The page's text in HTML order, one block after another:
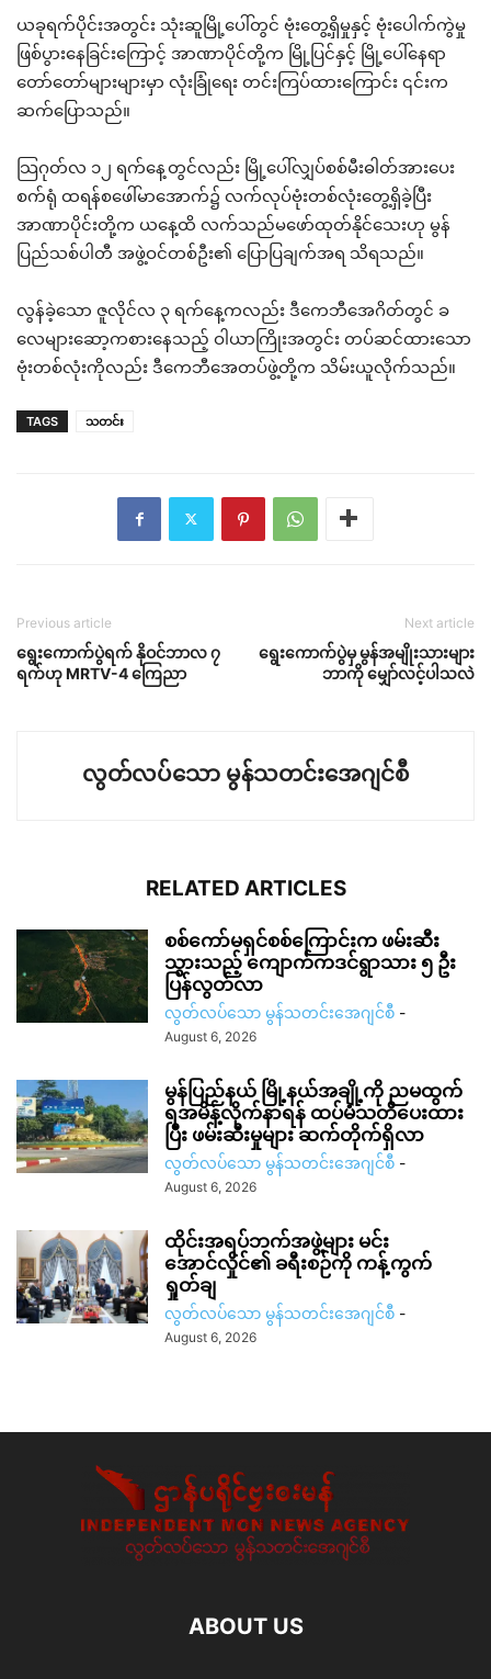
ယခုရက်ပိုင်းအတွင်း သုံးဆူမြို့ပေါ်တွင် ဗုံးတွေ့ရှိမှုနှင့် ဗုံးပေါက်ကွဲမှု
ဖြစ်ပွားနေခြင်းကြောင့် အာဏာပိုင်တို့က မြို့ပြင်နှင့် မြို့ပေါ်နေရာ
တော်တော်များများမှာ လုံးခြုံရေး တင်းကြပ်ထားကြောင်း ၎င်းက
ဆက်ပြောသည်။
သြဂုတ်လ ၁၂ ရက်နေ့တွင်လည်း မြို့ပေါ်လျှပ်စစ်မီးဓါတ်အားပေး
စက်ရုံ ထရန်စဖေါ်မာအောက်၌ လက်လုပ်ဗုံးတစ်လုံးတွေ့ရှိခဲ့ပြီး
အာဏာပိုင်းတို့က ယနေ့ထိ လက်သည်မဖော်ထုတ်နိုင်သေးဟု မွန်
ပြည်သစ်ပါတီ အဖွဲ့ဝင်တစ်ဦး၏ ပြောပြချက်အရ သိရသည်။
လွန်ခဲ့သော ဇူလိုင်လ ၃ ရက်နေ့ကလည်း ဒီကေဘီအေဂိတ်တွင် ခ
လေများဆော့ကစားနေသည့် ဝါယာကြိုးအတွင်း တပ်ဆင်ထားသော
ဗုံးတစ်လုံးကိုလည်း ဒီကေဘီအေတပ်ဖွဲ့တို့က သိမ်းယူလိုက်သည်။
TAGS သတင်း
Previous article
ရွေးကောက်ပွဲရက် နိုဝင်ဘာလ ၇
ရက်ဟု MRTV-4 ကြေညာ
Next article
ရွေးကောက်ပွဲမှ မွန်အမျိုးသားများ
ဘာကို မျှော်လင့်ပါသလဲ
လွတ်လပ်သော မွန်သတင်းအေဂျင်စီ
RELATED ARTICLES
စစ်ကော်မရှင်စစ်ကြောင်းက ဖမ်းဆီး
သွားသည့် ကျောက်ကဒင်ရွာသား ၅ ဦး
ပြန်လွတ်လာ
လွတ်လပ်သော မွန်သတင်းအေဂျင်စီ -
August 6, 2026
မွန်ပြည်နယ် မြို့နယ်အချို့ကို ညမထွက်
ရအမိန့်လိုက်နာရန် ထပ်မံသတိပေးထား
ပြီး ဖမ်းဆီးမှုများ ဆက်တိုက်ရှိလာ
လွတ်လပ်သော မွန်သတင်းအေဂျင်စီ -
August 6, 2026
ထိုင်းအရပ်ဘက်အဖွဲ့များ မင်း
အောင်လှိုင်၏ ခရီးစဉ်ကို ကန့်ကွက်
ရှုတ်ချ
လွတ်လပ်သော မွန်သတင်းအေဂျင်စီ -
August 6, 2026
ABOUT US